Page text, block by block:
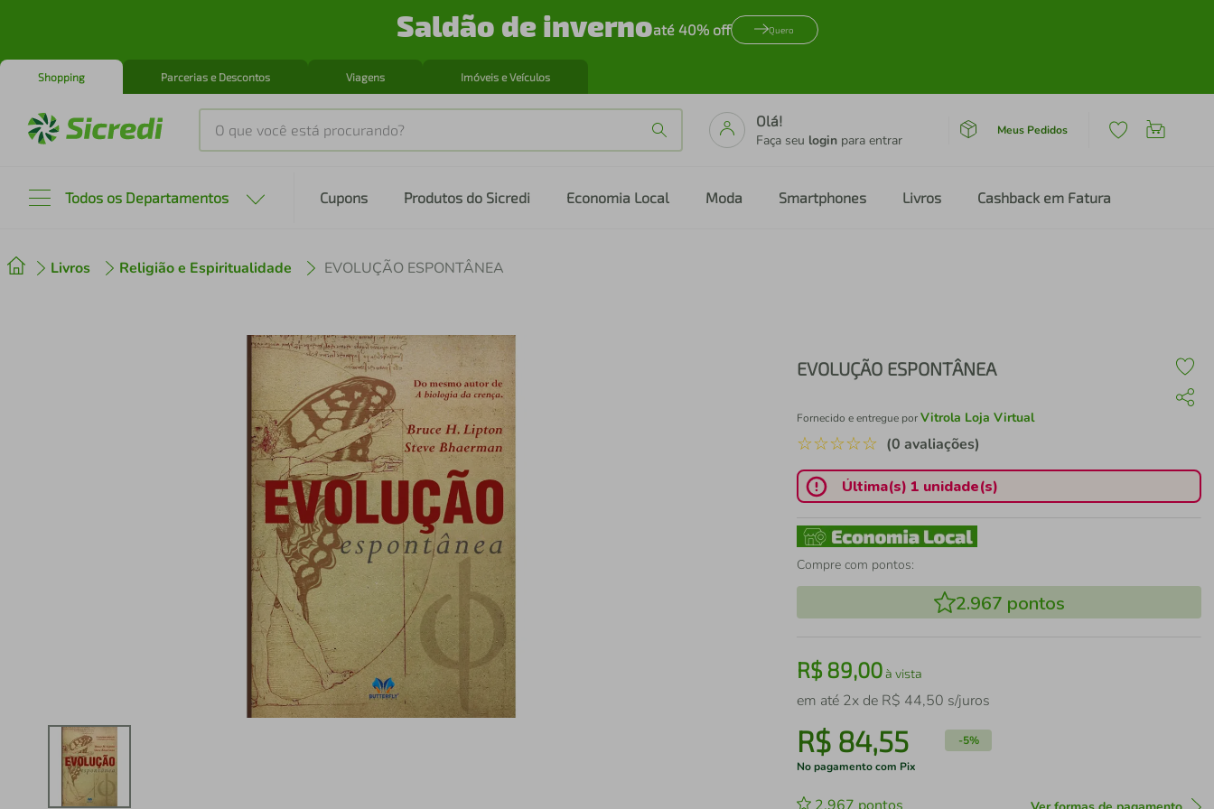
Saldão de invernoaté 40% off Quero
Shopping Parcerias e Descontos Viagens Imóveis e Veículos
O que você está procurando?
Olá!
Faça seu login para entrar
Meus Pedidos
Todos os Departamentos Cupons Produtos do Sicredi Economia Local Moda Smartphones Livros Cashback em Fatura
Livros Religião e Espiritualidade EVOLUÇÃO ESPONTÂNEA
EVOLUÇÃO ESPONTÂNEA
Fornecido e entregue porVitrola Loja Virtual
☆☆☆☆☆ (0 avaliações)
Última(s) 1 unidade(s)
Compre com pontos:
2.967 pontos
R$89,00à vista
em até 2x de R$ 44,50 s/juros
R$ 84,55 -5%
No pagamento com Pix
2º cafeteira
iphone